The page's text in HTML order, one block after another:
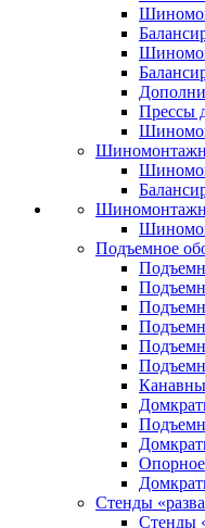
Прессы
Подъемное
Опорное
Стенды
Стенды